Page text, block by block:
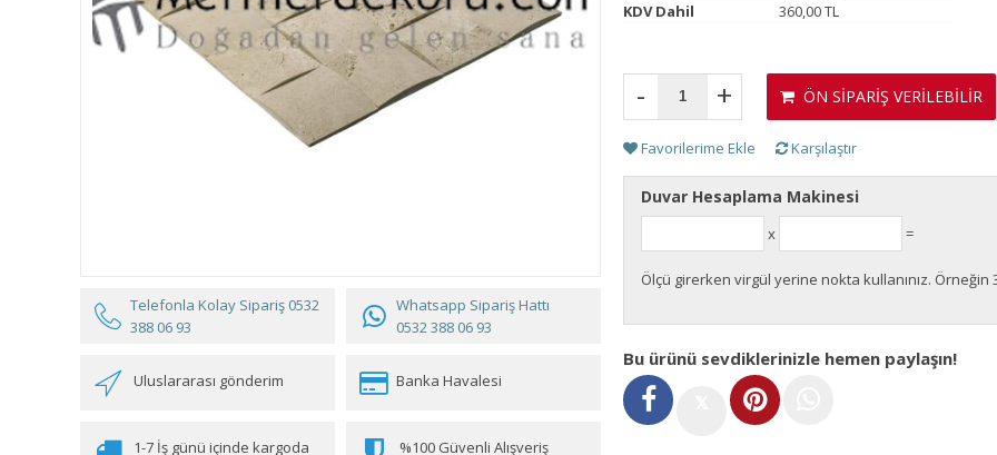
Telefonla Kolay Sipariş 0532
388 06 93
Whatsapp Sipariş Hattı
0532 388 06 93
Uluslararası gönderim Banka Havalesi
1-7 İş günü içinde kargoda %100 Güvenli Alışveriş
KDV Dahil
360,00 TL
- +
Favorilerime Ekle Karşılaştır
Duvar Hesaplama Makinesi
x =
Ölçü girerken virgül yerine nokta kullanınız. Örneğin
ÖN SİPARİŞ VERİLEBİLİR
Bu ürünü sevdiklerinizle hemen paylaşın!